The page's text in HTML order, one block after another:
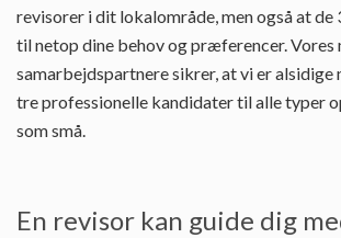
revisorer i dit lokalområde, men også at de
til netop dine behov og præferencer. Vores
samarbejdspartnere sikrer, at vi er
tre professionelle kandidater til alle typer
som små.
En revisor kan guide dig